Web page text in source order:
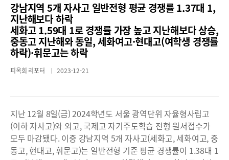
강남지역 5개 자사고 일반전형 평균 경쟁률 1.37대 1,
지난해보다 하락
세화고 1.59대 1로 경쟁률 가장 높고 지난해보다 상승,
중동고 지난해와 동일, 세화여고·현대고(여학생 경쟁률
하락)·휘문고는 하락
피옥희 리포터 2023-12-21
지난 12월 8일(금) 2024학년도 서울 광역단위 자율형사립고
(이하 자사고)와 외고, 국제고 자기주도학습 전형 원서접수가
모두 마감됐다. 이중 강남지역 5개 자사고(세화고, 세화여고, 중
동고, 현대고, 휘문고)는 일반전형 기준 평균 경쟁률이 1.38대 1